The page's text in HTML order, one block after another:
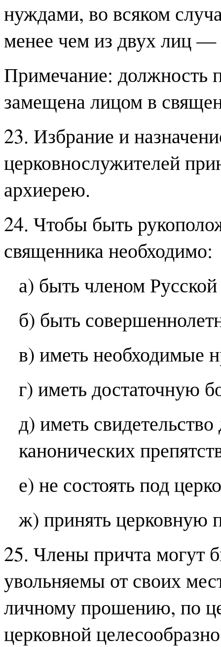
нуждами, во всяком
менее чем из двух лиц
Примечание: должность
замещена лицом в
23. Избрание и
церковнослужителей
архиерею.
24. Чтобы быть
священника необходимо:
а) быть членом
б) быть
в) иметь необходимые
г) иметь достаточную
д) иметь
канонических
е) не состоять под
ж) принять церковную
25. Члены причта могут
увольняемы от своих
личному прошению, по
церковной